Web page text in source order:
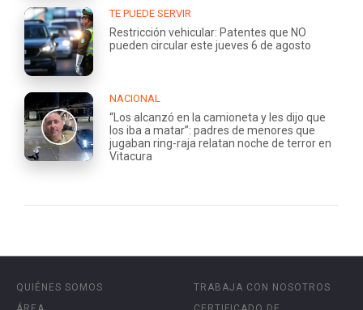
TE PUEDE SERVIR
Restricción vehicular: Patentes que NO
pueden circular este jueves 6 de agosto
NACIONAL
“Los alcanzó en la camioneta y les dijo que
los iba a matar”: padres de menores que
jugaban ring-raja relatan noche de terror en
Vitacura
QUIÉNES SOMOS
TRABAJA CON NOSOTROS